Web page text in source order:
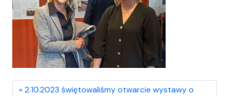
2.10.2023 świętowaliśmy otwarcie wystawy o